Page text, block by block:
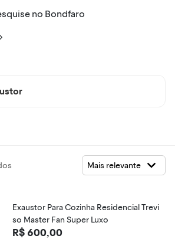
Exaustor Para Cozinha Residencial Trevi
so Master Fan Super Luxo
R$ 600,00